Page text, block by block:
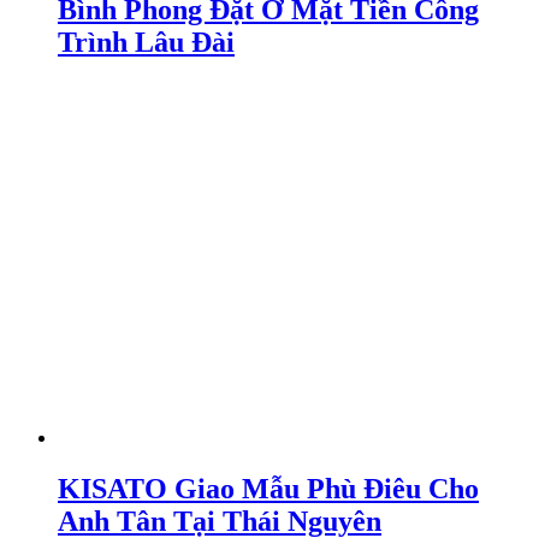
Bình Phong Đặt Ở Mặt Tiền Công
Trình Lâu Đài
KISATO Giao Mẫu Phù Điêu Cho
Anh Tân Tại Thái Nguyên